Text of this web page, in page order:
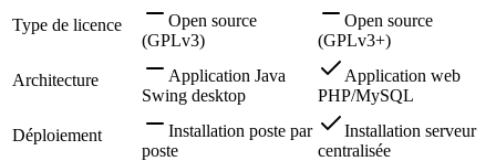
Type de licence
Open source
(GPLv3)
Open source
(GPLv3+)
Architecture
Application Java
Swing desktop
Application web
PHP/MySQL
Déploiement
Installation poste par
poste
Installation serveur
centralisée